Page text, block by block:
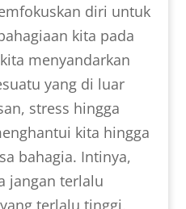
diri untuk
kita pada
menyandarkan
yang di luar
stress hingga
kita hingga
bahagia. Intinya,
jangan terlalu
terlalu tinggi,